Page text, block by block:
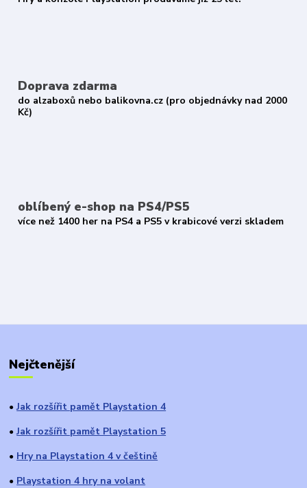
Doprava zdarma
do alzaboxů nebo balikovna.cz (pro objednávky nad 2000
Kč)
oblíbený e-shop na PS4/PS5
více než 1400 her na PS4 a PS5 v krabicové verzi skladem
Nejčtenější
● Jak rozšířit pamět Playstation 4
● Jak rozšířit pamět Playstation 5
● Hry na Playstation 4 v češtině
● Playstation 4 hry na volant